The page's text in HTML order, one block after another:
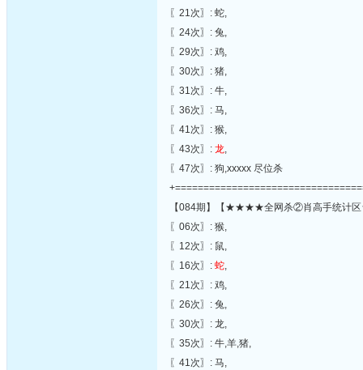
〖21次〗: 蛇,
〖24次〗: 兔,
〖29次〗: 鸡,
〖30次〗: 猪,
〖31次〗: 牛,
〖36次〗: 马,
〖41次〗: 猴,
〖43次〗: 龙,
〖47次〗: 狗,xxxxx 尽位杀
【084期】【★★★★全网杀②肖高手统计
〖06次〗: 猴,
〖12次〗: 鼠,
〖16次〗: 蛇,
〖21次〗: 鸡,
〖26次〗: 兔,
〖30次〗: 龙,
〖35次〗: 牛,羊,猪,
〖41次〗: 马,